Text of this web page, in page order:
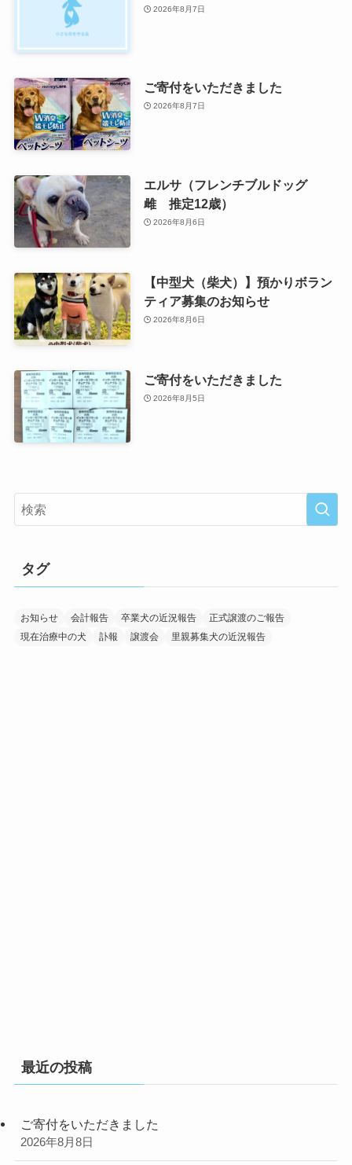
2026年8月7日
ご寄付をいただきました
2026年8月7日
エルサ（フレンチブルドッグ
雌 推定12歳）
2026年8月6日
【中型犬（柴犬）】預かりボラン
ティア募集のお知らせ
2026年8月6日
ご寄付をいただきました
2026年8月5日
タグ
お知らせ 会計報告 卒業犬の近況報告
正式譲渡のご報告
現在治療中の犬
訃報 譲渡会 里親募集犬の近況報告
最近の投稿
ご寄付をいただきました
2026年8月8日